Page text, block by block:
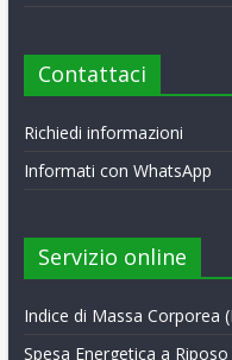
Contattaci
Richiedi informazioni
Informati con WhatsApp
Servizio online
Indice di Massa Corporea
Spesa Energetica a Riposo